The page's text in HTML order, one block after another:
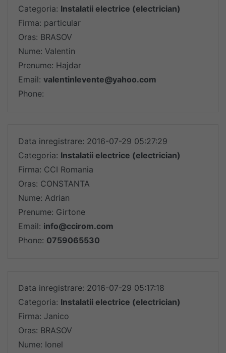
Categoria: Instalatii electrice (electrician)
Firma: particular
Oras: BRASOV
Nume: Valentin
Prenume: Hajdar
Email: valentinlevente@yahoo.com
Phone:
Data inregistrare: 2016-07-29 05:27:29
Categoria: Instalatii electrice (electrician)
Firma: CCI Romania
Oras: CONSTANTA
Nume: Adrian
Prenume: Girtone
Email: info@ccirom.com
Phone: 0759065530
Data inregistrare: 2016-07-29 05:17:18
Categoria: Instalatii electrice (electrician)
Firma: Janico
Oras: BRASOV
Nume: Ionel